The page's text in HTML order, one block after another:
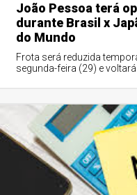
João Pessoa terá
durante Brasil x
do Mundo
Frota será reduzida
segunda-feira (29) e